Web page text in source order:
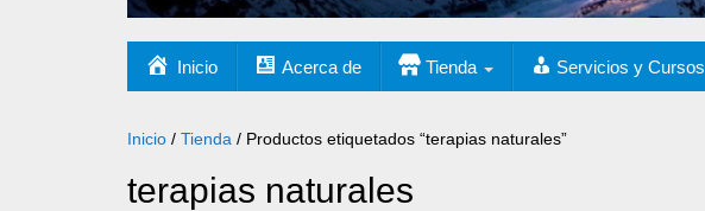
Inicio Acerca de Tienda Servicios y Cursos
Inicio / Tienda / Productos etiquetados “terapias naturales”
terapias naturales